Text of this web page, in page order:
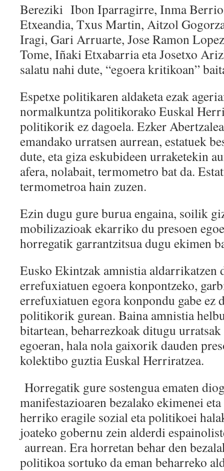
Bereziki IbonIparragirre, Inma
Etxeandia, Txus Martin, Aitzol
Iragi, GariArruarte, Jose Ramon
Tome, IñakiEtxabarriaeta Josetxo
salatu nahi dute, “egoera kritikoan”
Espetxe politikaren aldaketa ezak
normalkuntza politikorako Euskal
politikorik ez dagoela. Ezker
emandako urratsen aurrean, estatuek
dute, eta giza eskubideen urraketekin
afera, nolabait, termometro bat da.
termometroa hain zuzen.
Ezin dugu gure burua engaina, soilik
mobilizazioak ekarriko du presoen
horregatik garrantzitsua dugu ekimen
Eusko Ekintzak amnistia aldarrikatzen
errefuxiatuen egoera konpontzeko,
errefuxiatuen egora konpondu gabe ez
politikorik gurean. Baina amnistia
bitartean, beharrezkoak ditugu urratsak
egoeran, hala nola gaixorik dauden
kolektibo guztia Euskal Herriratzea.
Horregatik gure sostengua ematen
manifestazioaren bezalako ekimenei
herriko eragile sozial eta politikoei
joateko gobernu zein alderdi
aurrean. Era horretan behar den
politikoa sortuko da eman beharreko